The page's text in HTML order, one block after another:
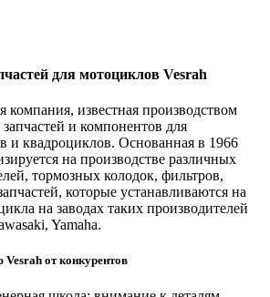
для мотоциклов Vesrah
компания, известная производством
и компонентов для
и квадроциклов. Основанная в 1966
на производстве различных
тормозных колодок, фильтров,
которые устанавливаются на
на заводах таких производителей
Yamaha.
от конкурентов